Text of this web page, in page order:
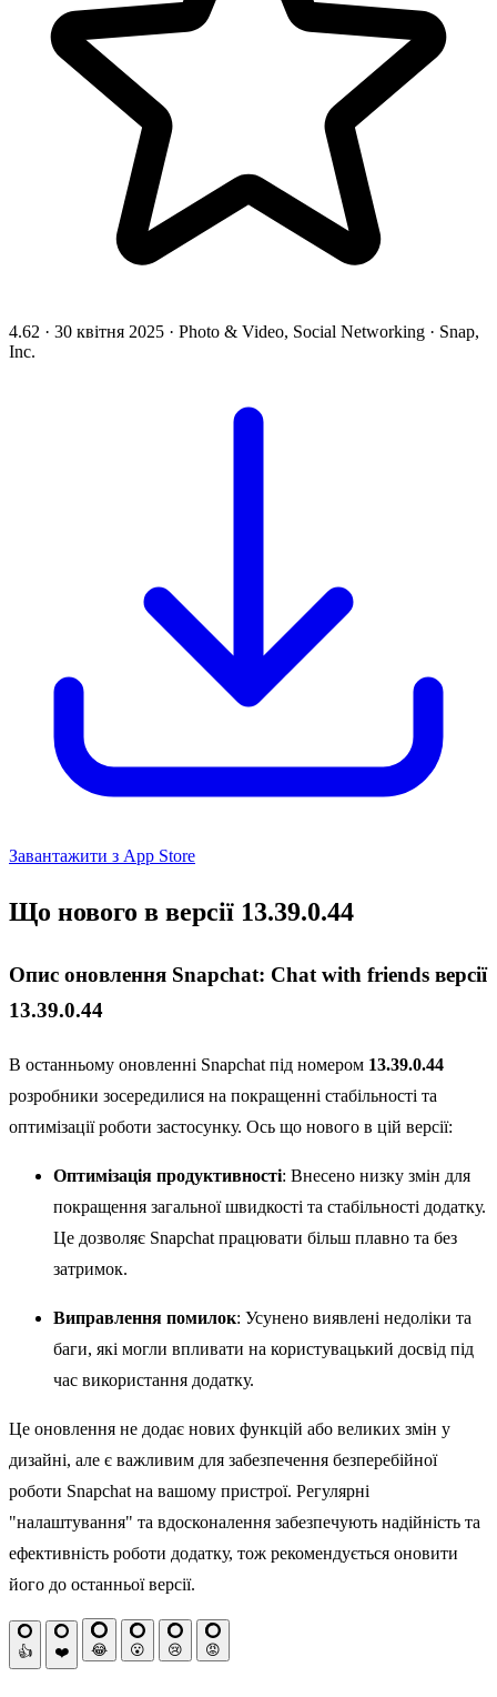
4.62 · 30 квітня 2025 · Photo & Video, Social Networking · Snap,
Inc.
Завантажити з App Store
Що нового в версії 13.39.0.44
Опис оновлення Snapchat: Chat with friends версії
13.39.0.44
В останньому оновленні Snapchat під номером 13.39.0.44
розробники зосередилися на покращенні стабільності та
оптимізації роботи застосунку. Ось що нового в цій версії:
Оптимізація продуктивності: Внесено низку змін для
покращення загальної швидкості та стабільності додатку.
Це дозволяє Snapchat працювати більш плавно та без
затримок.
Виправлення помилок: Усунено виявлені недоліки та
баги, які могли впливати на користувацький досвід під
час використання додатку.
Це оновлення не додає нових функцій або великих змін у
дизайні, але є важливим для забезпечення безперебійної
роботи Snapchat на вашому пристрої. Регулярні
"налаштування" та вдосконалення забезпечують надійність та
ефективність роботи додатку, тож рекомендується оновити
його до останньої версії.
👍 ❤️ 😂 😮 😢 😡